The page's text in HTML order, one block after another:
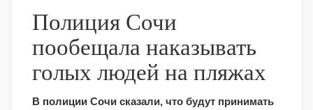
Полиция Сочи
пообещала наказывать
голых людей на пляжах
В полиции Сочи сказали, что будут принимать